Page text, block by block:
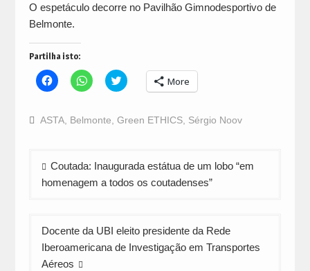
O espetáculo decorre no Pavilhão Gimnodesportivo de
Belmonte.
Partilha isto:
Click
to
Facebook
(Opens
Click
to
WhatsApp
(Opens
Click
to
Twitter
(Opens
More
ASTA, Belmonte Green ETHICS, Sérgio Noov
Navegação
de
Coutada: Inaugurada estátua de um lobo “em
homenagem a todos os coutadenses”
Docente da UBI eleito presidente da Rede
Iberoamericana de Investigação em Transportes
Aéreos